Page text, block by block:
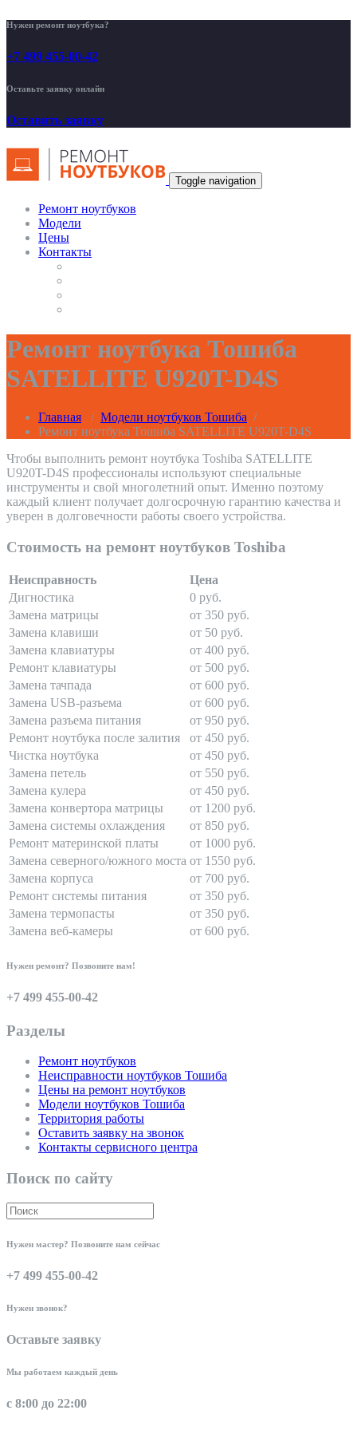
Нужен ремонт ноутбука?
+7 499 455-00-42
Оставьте заявку онлайн
Оставить заявку
Toggle navigation
Ремонт ноутбуков
Модели
Цены
Контакты
Ремонт ноутбука Тошиба
SATELLITE U920T-D4S
Главная / Модели ноутбуков Тошиба /
Ремонт ноутбука Тошиба SATELLITE U920T-D4S
Чтобы выполнить ремонт ноутбука Toshiba SATELLITE
U920T-D4S профессионалы используют специальные
инструменты и свой многолетний опыт. Именно поэтому
каждый клиент получает долгосрочную гарантию качества и
уверен в долговечности работы своего устройства.
Стоимость на ремонт ноутбуков Toshiba
Неисправность
Цена
Дигностика
0 руб.
Замена матрицы
от 350 руб.
Замена клавиши
от 50 руб.
Замена клавиатуры
от 400 руб.
Ремонт клавиатуры
от 500 руб.
Замена тачпада
от 600 руб.
Замена USB-разъема
от 600 руб.
Замена разъема питания
от 950 руб.
Ремонт ноутбука после залития
от 450 руб.
Чистка ноутбука
от 450 руб.
Замена петель
от 550 руб.
Замена кулера
от 450 руб.
Замена конвертора матрицы
от 1200 руб.
Замена системы охлаждения
от 850 руб.
Ремонт материнской платы
от 1000 руб.
Замена северного/южного моста от 1550 руб.
Замена корпуса
от 700 руб.
Ремонт системы питания
от 350 руб.
Замена термопасты
от 350 руб.
Замена веб-камеры
от 600 руб.
Нужен ремонт? Позвоните нам!
+7 499 455-00-42
Разделы
Ремонт ноутбуков
Неисправности ноутбуков Тошиба
Цены на ремонт ноутбуков
Модели ноутбуков Тошиба
Территория работы
Оставить заявку на звонок
Контакты сервисного центра
Поиск по сайту
Нужен мастер? Позвоните нам сейчас
+7 499 455-00-42
Нужен звонок?
Оставьте заявку
Мы работаем каждый день
с 8:00 до 22:00